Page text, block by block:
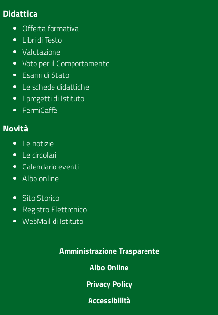
Didattica
Offerta formativa
Libri di Testo
Valutazione
Voto per il Comportamento
Esami di Stato
Le schede didattiche
I progetti di Istituto
FermiCaffè
Novità
Le notizie
Le circolari
Calendario eventi
Albo online
Sito Storico
Registro Elettronico
WebMail di Istituto
Amministrazione Trasparente
Albo Online
Privacy Policy
Accessibilità